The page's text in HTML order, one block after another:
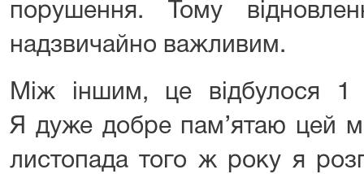
порушення. Тому
надзвичайно важливим.
Між іншим, це відбулося 1
Я дуже добре пам’ятаю цей
листопада того ж року я